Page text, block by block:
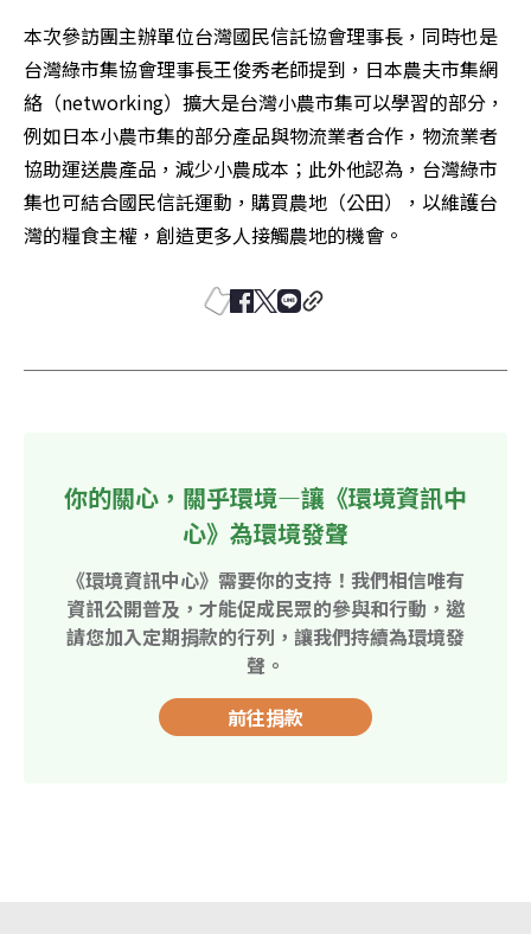
本次參訪團主辦單位台灣國民信託協會理事長，同時也是
台灣綠市集協會理事長王俊秀老師提到，日本農夫市集網
絡（networking）擴大是台灣小農市集可以學習的部分，
例如日本小農市集的部分產品與物流業者合作，物流業者
協助運送農產品，減少小農成本；此外他認為，台灣綠市
集也可結合國民信託運動，購買農地（公田），以維護台
灣的糧食主權，創造更多人接觸農地的機會。
你的關心，關乎環境—讓《環境資訊中
心》為環境發聲
《環境資訊中心》需要你的支持！我們相信唯有
資訊公開普及，才能促成民眾的參與和行動，邀
請您加入定期捐款的行列，讓我們持續為環境發
聲。
前往捐款